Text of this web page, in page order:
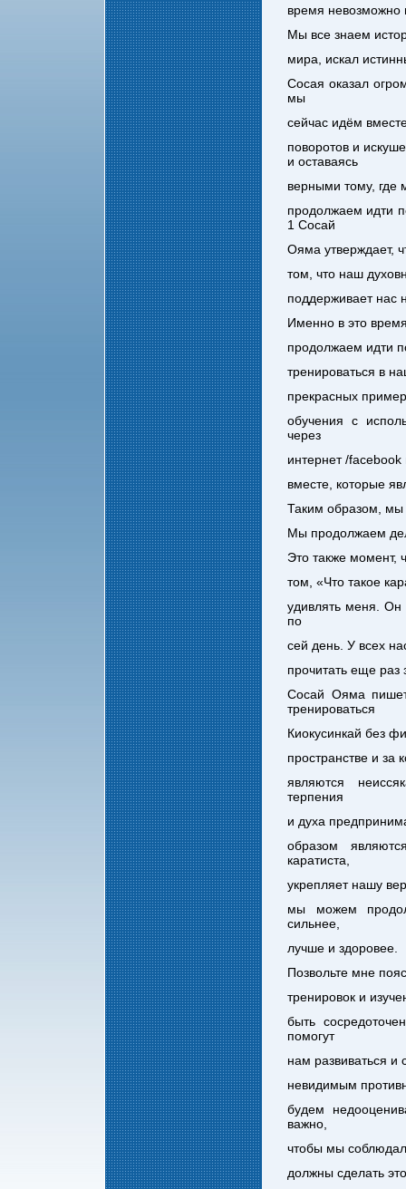
время невозможно
Мы все знаем
мира, искал
Сосая оказал
мы
сейчас идём
поворотов и
и оставаясь
верными тому, где
продолжаем идти
1 Сосай
Ояма утверждает,
том, что наш
поддерживает нас
Именно в это
продолжаем идти
тренироваться в
прекрасных
обучения с
через
интернет /
вместе, которые
Таким образом, мы
Мы продолжаем
Это также момент,
том, «Что такое
удивлять меня. Он
по
сей день. У всех
прочитать еще раз
Сосай Ояма
тренироваться
Киокусинкай без
пространстве и за
являются
терпения
и духа
образом
каратиста,
укрепляет нашу
мы можем
сильнее,
лучше и здоровее.
Позвольте мне
тренировок и
быть
помогут
нам развиваться
невидимым
будем
важно,
чтобы мы
должны сделать